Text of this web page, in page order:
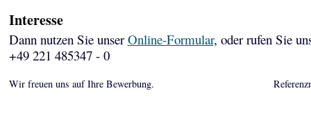
Interesse
Dann nutzen Sie unserOnline-Formular, oder rufen Sie
+49 221 485347 - 0
Wir freuen uns auf Ihre Bewerbung.